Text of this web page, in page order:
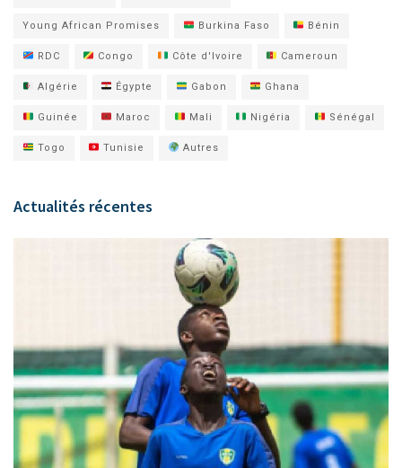
Young African Promises Burkina Faso Bénin
RDC Congo Côte d'Ivoire Cameroun
Algérie Égypte Gabon Ghana
Guinée Maroc Mali Nigéria Sénégal
Togo Tunisie Autres
Actualités récentes